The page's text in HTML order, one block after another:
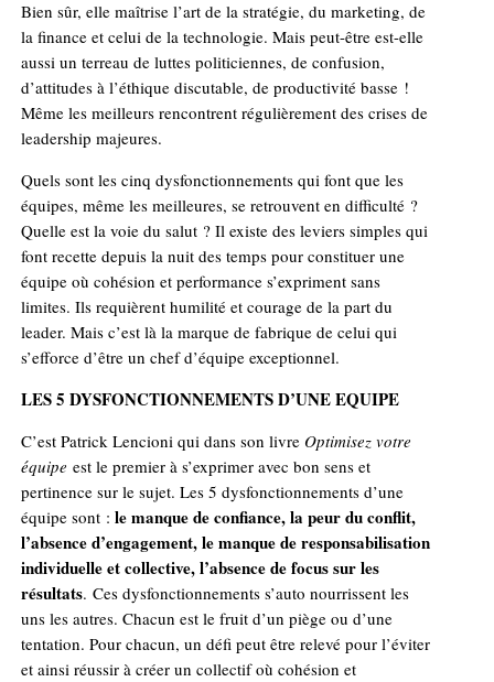
Bien sûr, elle maîtrise l’art de la stratégie, du marketing, de
la finance et celui de la technologie. Mais peut-être est-elle
aussi un terreau de luttes politiciennes, de confusion,
d’attitudes à l’éthique discutable, de productivité basse !
Même les meilleurs rencontrent régulièrement des crises de
leadership majeures.
Quels sont les cinq dysfonctionnements qui font que les
équipes, même les meilleures, se retrouvent en difficulté ?
Quelle est la voie du salut ? Il existe des leviers simples qui
font recette depuis la nuit des temps pour constituer une
équipe où cohésion et performance s’expriment sans
limites. Ils requièrent humilité et courage de la part du
leader. Mais c’est là la marque de fabrique de celui qui
s’efforce d’être un chef d’équipe exceptionnel.
LES 5 DYSFONCTIONNEMENTS D’UNE EQUIPE
C’est Patrick Lencioni qui dans son livre Optimisez votre
équipeest le premier à s’exprimer avec bon sens et
pertinence sur le sujet. Les 5 dysfonctionnements d’une
équipe sont :le manque de confiance, la peur du conflit,
l’absence d’engagement, le manque de responsabilisation
individuelle et collective, l’absence de focus sur les
résultats. Ces dysfonctionnements s’auto nourrissent les
uns les autres. Chacun est le fruit d’un piège ou d’une
tentation. Pour chacun, un défi peut être relevé pour l’éviter
et ainsi réussir à créer un collectif où cohésion et